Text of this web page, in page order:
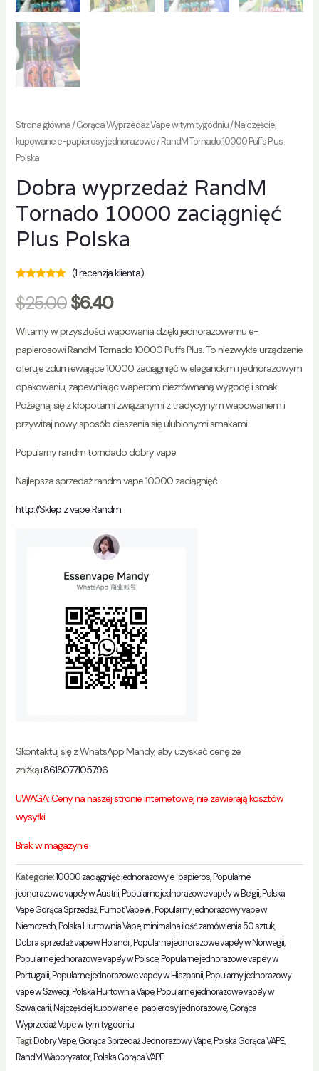
Strona główna/Gorąca Wyprzedaż Vape w tym tygodniu/Najczęściej
kupowane e-papierosy jednorazowe/ RandM Tornado 10000 Puffs Plus
Polska
Dobra wyprzedaż RandM
Tornado 10000 zaciągnięć
Plus Polska
na 5 na
podstawie
(1recenzja klienta)
$25.00 $6.40
Witamy w przyszłości wapowania dzięki jednorazowemu e-
papierosowi RandM Tornado 10000 Puffs Plus. To niezwykłe urządzenie
oferuje zdumiewające 10000 zaciągnięć w eleganckim i jednorazowym
opakowaniu, zapewniając waperom niezrównaną wygodę i smak.
Pożegnaj się z kłopotami związanymi z tradycyjnym wapowaniem i
przywitaj nowy sposób cieszenia się ulubionymi smakami.
Popularny randm torndado dobry vape
Najlepsza sprzedaż randm vape 10000 zaciągnięć
http://Sklep z vape Randm
Skontaktuj się z WhatsApp Mandy, aby uzyskać cenę ze
zniżką+8618077105796
UWAGA: Ceny na naszej stronie internetowej nie zawierają kosztów
wysyłki
Brak w magazynie
Kategorie:10000 zaciągnięć jednorazowy e-papieros, Popularne
jednorazowe vape'y w Austrii, Popularne jednorazowe vape'y w Belgii, Polska
Vape Gorąca Sprzedaż, Fumot Vape🔥, Popularny jednorazowy vape w
Niemczech, Polska Hurtownia Vape,minimalna ilość zamówienia 50 sztuk,
Dobra sprzedaż vape w Holandii, Popularne jednorazowe vape'y w Norwegii,
Popularne jednorazowe vape'y w Polsce, Popularne jednorazowe vape'y w
Portugalii, Popularne jednorazowe vape'y w Hiszpanii, Popularny jednorazowy
vape w Szwecji, Polska Hurtownia Vape, Popularne jednorazowe vape'y w
Szwajcarii, Najczęściej kupowane e-papierosy jednorazowe,Gorąca
Wyprzedaż Vape w tym tygodniu
Tagi: Dobry Vape,Gorąca Sprzedaż Jednorazowy Vape, Polska Gorąca VAPE,
RandM Waporyzator, Polska Gorąca VAPE